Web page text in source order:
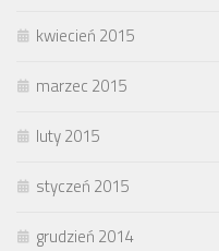
kwiecień 2015
marzec 2015
luty 2015
styczeń 2015
grudzień 2014